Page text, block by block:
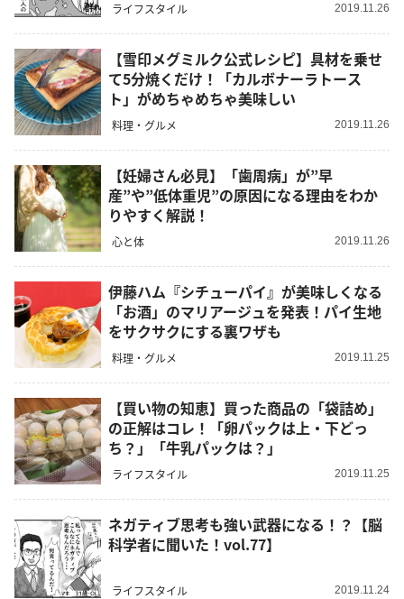
ライフスタイル 2019.11.26
【雪印メグミルク公式レシピ】具材を乗せ
て5分焼くだけ！「カルボナーラトース
ト」がめちゃめちゃ美味しい
料理・グルメ 2019.11.26
【妊婦さん必見】「歯周病」が”早
産”や”低体重児”の原因になる理由をわか
りやすく解説！
心と体 2019.11.26
伊藤ハム『シチューパイ』が美味しくなる
「お酒」のマリアージュを発表！パイ生地
をサクサクにする裏ワザも
料理・グルメ 2019.11.25
【買い物の知恵】買った商品の「袋詰め」
の正解はコレ！「卵パックは上・下どっ
ち？」「牛乳パックは？」
ライフスタイル 2019.11.25
ネガティブ思考も強い武器になる！？【脳
科学者に聞いた！vol.77】
ライフスタイル 2019.11.24